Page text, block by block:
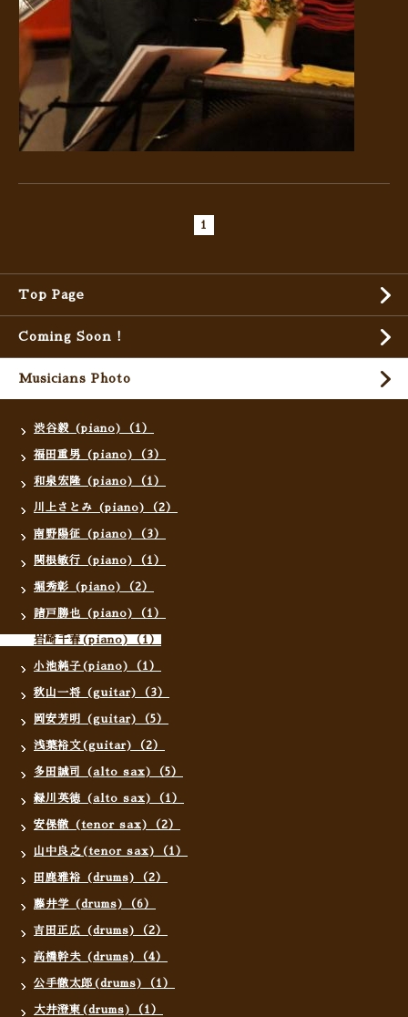
1
Top Page
Coming Soon !
Musicians Photo
渋谷毅 (piano)（1）
福田重男 (piano)（3）
和泉宏隆 (piano)（1）
川上さとみ (piano)（2）
南野陽征 (piano)（3）
関根敏行 (piano)（1）
堀秀彰 (piano)（2）
諸戸勝也 (piano)（1）
岩崎千春(piano)（1）
小池純子(piano)（1）
秋山一将 (guitar)（3）
岡安芳明 (guitar)（5）
浅葉裕文(guitar)（2）
多田誠司 (alto sax)（5）
緑川英徳 (alto sax)（1）
安保徹 (tenor sax)（2）
山中良之(tenor sax)（1）
田鹿雅裕 (drums)（2）
藤井学 (drums)（6）
吉田正広 (drums)（2）
高橋幹夫 (drums)（4）
公手徹太郎(drums)（1）
大井澄東(drums)（1）